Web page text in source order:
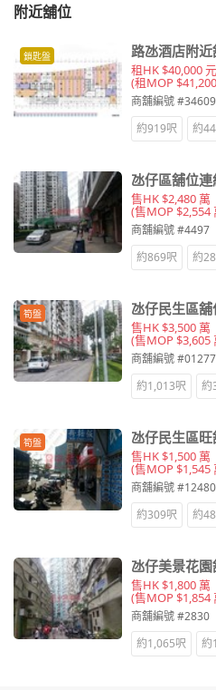
附近舖位
鎖匙盤 路氹酒店附
租HK $40,000 元
(租MOP
商舖編號 #34609
約919呎
約
氹仔區舖位連
售HK $2,480 萬
(售MOP $2,554
商舖編號 #4497
約869呎
約
筍盤 氹仔民生區
售HK $3,500 萬
(售MOP $3,605
商舖編號
約1,013呎
約
筍盤 氹仔民生區
售HK $1,500 萬
(售MOP $1,545
商舖編號 #12480
約309呎
約
氹仔美景花
售HK $1,800 萬
(售MOP $1,854
商舖編號 #2830
約1,065呎
約